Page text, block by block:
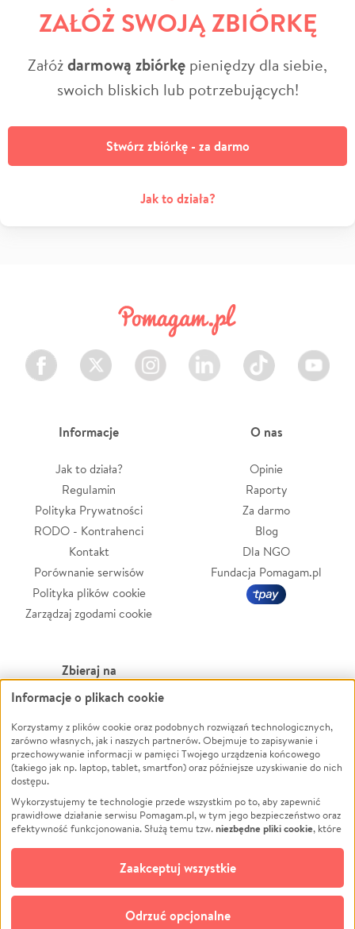
ZAŁÓŻ SWOJĄ ZBIÓRKĘ
Załóżdarmową zbiórkę pieniędzy dla siebie,
swoich bliskich lub potrzebujących!
Stwórz zbiórkę - za darmo
Jak to działa?
Facebook Twitter Instagram LinkedIn TikTok Youtube
Informacje
Jak to działa?
Regulamin
Polityka Prywatności
RODO - Kontrahenci
Kontakt
Porównanie serwisów
Polityka plików cookie
Zarządzaj zgodami cookie
O nas
Opinie
Raporty
Za darmo
Blog
Dla NGO
Fundacja Pomagam.pl
Zbieraj na
Leczenie
Zwierzęta
Pożar
Ukraina
Pomoc Finansowa
Projekty
Pogrzeb
Społeczność lokalna
Kultura
Powódź
Wichura
NGO
Edukacja
Podróż
Impreza
Ochrona środowiska
Biznes
Informacje o plikach cookie
Korzystamy z plików cookie oraz podobnych rozwiązań technologicznych,
zarówno własnych, jak i naszych partnerów. Obejmuje to zapisywanie i
przechowywanie informacji w pamięci Twojego urządzenia końcowego
(takiego jak np. laptop, tablet, smartfon) oraz późniejsze uzyskiwanie do nich
dostępu.
Wykorzystujemy te technologie przede wszystkim po to, aby zapewnić
prawidłowe działanie serwisu Pomagam.pl, w tym jego bezpieczeństwo oraz
efektywność funkcjonowania. Służą temu tzw.niezbędne pliki cookie, które
opcjonalnych plików cookie
technologii do celów analitycznych i retargetingowych. Możesz wyrazić
zgodę na ich stosowanie lub jej odmówić. W dowolnym momencie masz
możliwość zmiany swoich preferencji na stronie „Zarządzaj zgodami cookie”,
do której link znajdziesz w stopce serwisu Pomagam.pl. Opcjonalne pliki
Odrzuć opcjonalne
Zaakceptuj wszystkie